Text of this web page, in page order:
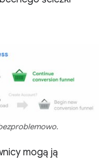
mogą ją